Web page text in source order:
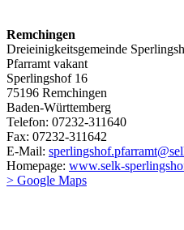
Remchingen
Dreieinigkeitsgemeinde
Pfarramt vakant
Sperlingshof 16
75196 Remchingen
Baden-Württemberg
Telefon: 07232-311640
Fax: 07232-311642
E-Mail:
Homepage: www.selk-
> Google Maps